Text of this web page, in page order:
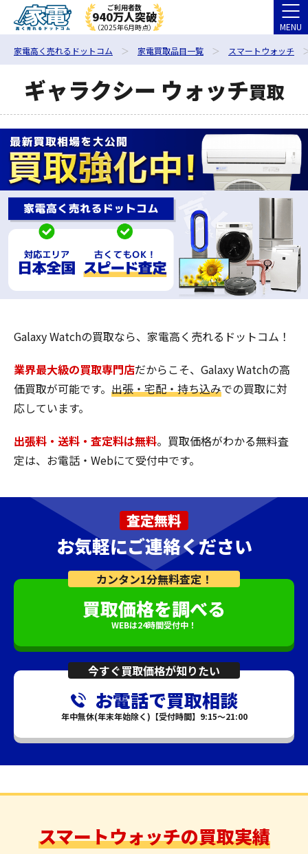
ご利用者数
940万人突破
（2025年6月時点） MENU
家電高く売れるドットコム 家電買取品目一覧 スマートウォッチ
ギャラクシー ウォッチ買取
Galaxy Watchの買取なら、家電高く売れるドットコム！
業界最大級の買取専門店だからこそ、Galaxy Watchの高
価買取が可能です。 出張・宅配・持ち込みでの買取に対
応しています。
出張料・送料・査定料は無料。買取価格がわかる無料査
定は、お電話・Webにて受付中です。
査定無料
お気軽にご連絡ください
カンタン1分無料査定！
買取価格を調べる
WEBは24時間受付中！
今すぐ買取価格が知りたい
お電話で買取相談
年中無休(年末年始除く)【受付時間】9:15～21:00
スマートウォッチの買取実績